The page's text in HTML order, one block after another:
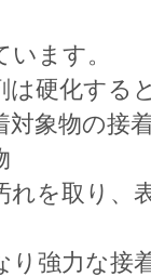
ます
硬化する
象物の接
取り、表
強力な接